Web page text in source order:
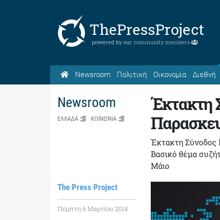
ThePressProject
powered by our community members
Newsroom Πολιτική Οικονομία Διεθνή
Newsroom
ΕΛΛΑΔΑ ΚΟΙΝΩΝΙΑ
The Press Project
Πέμπτη 6 Μαρτίου 2014
Έκτακτη
Έκτακτη Σύνοδος
Βασικό θέμα
Μάιο